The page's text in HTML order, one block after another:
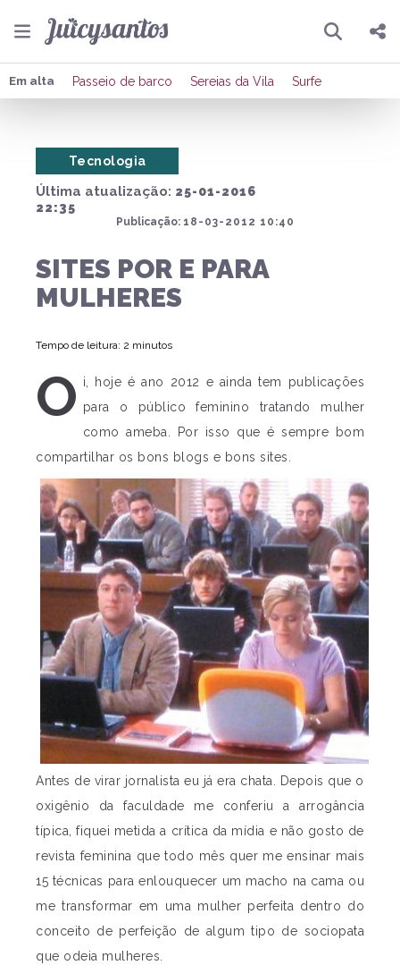
Pesquisar
Compartilhar
Em alta Passeio de barco Sereias da Vila Surfe
Última atualização: 25-01-2016
22:35
Publicação: 18-03-2012 10:40
Tecnologia
SITES POR E PARA
MULHERES
Tempo de leitura: 2 minutos
O i, hoje é ano 2012 e ainda tem publicações
para o público feminino tratando mulher
como ameba. Por isso que é sempre bom
compartilhar os bons blogs e bons sites.
Antes de virar jornalista eu já era chata. Depois que o
oxigênio da faculdade me conferiu a arrogância
típica, fiquei metida a crítica da mídia e não gosto de
revista feminina que todo mês quer me ensinar mais
15 técnicas para enlouquecer um macho na cama ou
me transformar em uma mulher perfeita dentro do
conceito de perfeição de algum tipo de sociopata
que odeia mulheres.